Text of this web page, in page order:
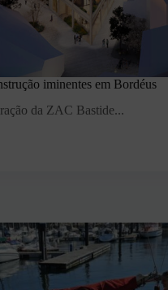
iminentes em Bordéus
da ZAC Bastide...